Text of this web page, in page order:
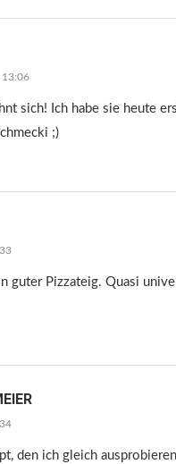
13:06
sich! Ich habe sie heute
;)
guter Pizzateig. Quasi
den ich gleich